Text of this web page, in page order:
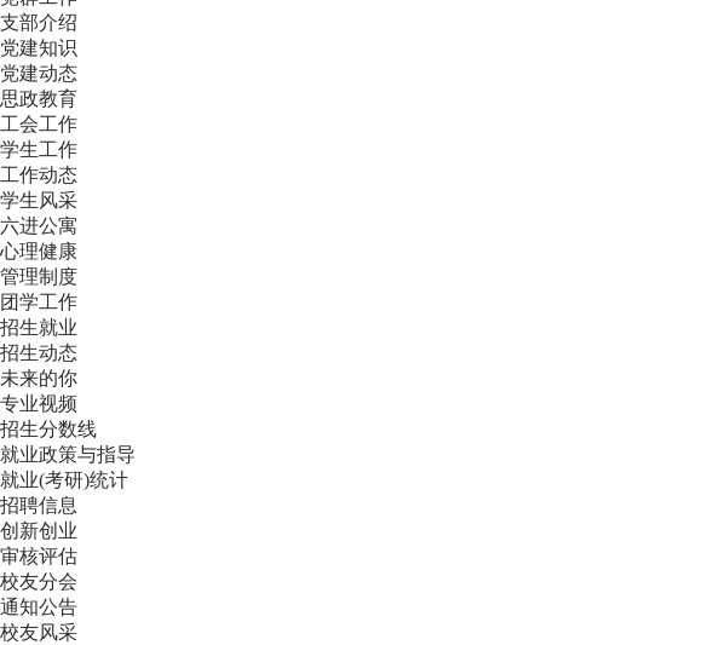
支部介绍
党建知识
党建动态
思政教育
工会工作
学生工作
工作动态
学生风采
六进公寓
心理健康
管理制度
团学工作
招生就业
招生动态
未来的你
专业视频
招生分数线
就业政策与指导
就业(考研)统计
招聘信息
创新创业
审核评估
校友分会
通知公告
校友风采